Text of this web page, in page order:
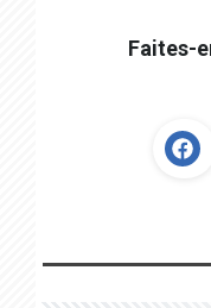
Faites-